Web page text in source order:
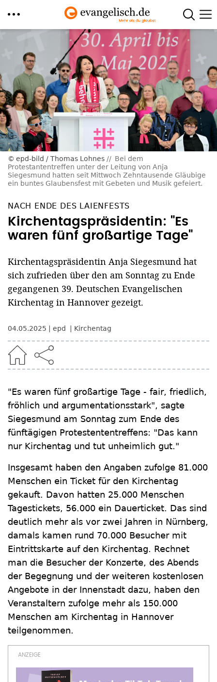
Inhalt
epd-bild / Thomas Lohnes
Bei dem
Protestantentreffen unter der Leitung von Anja
Siegesmund hatten seit Mittwoch Zehntausende Gläubige
ein buntes Glaubensfest mit Gebeten und Musik gefeiert.
NACH ENDE DES LAIENFESTS
Kirchentagspräsidentin: "Es
waren fünf großartige Tage"
Kirchentagspräsidentin Anja Siegesmund hat
sich zufrieden über den am Sonntag zu Ende
gegangenen 39. Deutschen Evangelischen
Kirchentag in Hannover gezeigt.
04.05.2025 epd Kirchentag
"Es waren fünf großartige Tage - fair, friedlich,
fröhlich und argumentationsstark", sagte
Siegesmund am Sonntag zum Ende des
fünftägigen Protestententreffens: "Das kann
nur Kirchentag und tut unheimlich gut."
Insgesamt haben den Angaben zufolge 81.000
Menschen ein Ticket für den Kirchentag
gekauft. Davon hatten 25.000 Menschen
Tagestickets, 56.000 ein Dauerticket. Das sind
deutlich mehr als vor zwei Jahren in Nürnberg,
damals kamen rund 70.000 Besucher mit
Eintrittskarte auf den Kirchentag. Rechnet
man die Besucher der Konzerte, des Abends
der Begegnung und der weiteren kostenlosen
Angebote in der Innenstadt dazu, haben den
Veranstaltern zufolge mehr als 150.000
Menschen am Kirchentag in Hannover
teilgenommen.